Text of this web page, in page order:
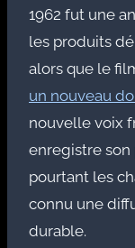
1962 fut une
les produits
alors que le
un nouveau
nouvelle voix
enregistre son
pourtant les
connu une
durable.